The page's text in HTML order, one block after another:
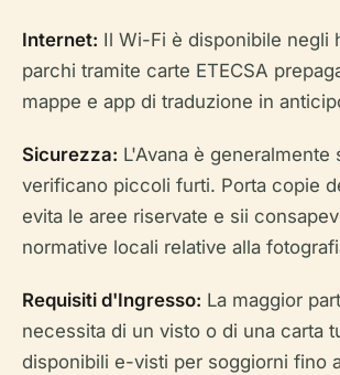
Internet: Il Wi-Fi è disponibile negli
parchi tramite carte ETECSA
mappe e app di traduzione in
Sicurezza: L'Avana è generalmente
verificano piccoli furti. Porta copie
evita le aree riservate e sii
normative locali relative alla
Requisiti d'Ingresso: La maggior
necessita di un visto o di una carta
disponibili e-visti per soggiorni fino